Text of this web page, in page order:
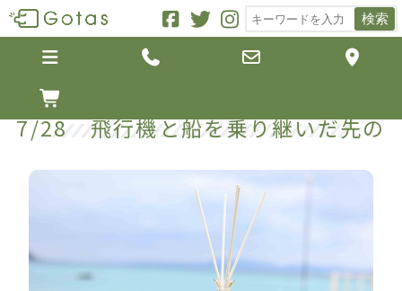
検索
   

7/28 飛行機と船を乗り継いだ先の